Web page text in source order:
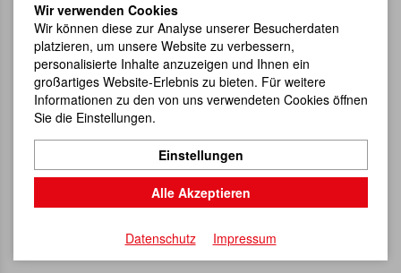
Wir verwenden Cookies
Wir können diese zur Analyse unserer Besucherdaten
platzieren, um unsere Website zu verbessern,
personalisierte Inhalte anzuzeigen und Ihnen ein
großartiges Website-Erlebnis zu bieten. Für weitere
Informationen zu den von uns verwendeten Cookies öffnen
Sie die Einstellungen.
Einstellungen
Alle Akzeptieren
Datenschutz Impressum